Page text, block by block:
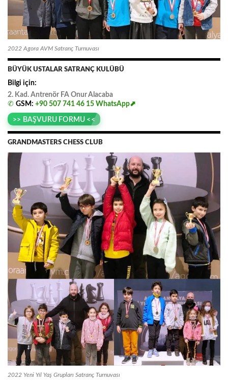
2022 Agora AVM Satranç Turnuvası
BÜYÜK USTALAR SATRANÇ KULÜBÜ
Bilgi için:
2. Kad. Antrenör FA Onur.Alacaba
✆ GSM: +90 507 741 46 15 WhatsApp⬈
>> BAŞVURU FORMU <<
GRANDMASTERS CHESS CLUB
2022 Yeni Yıl Yaş Grupları Satranç Turnuvası